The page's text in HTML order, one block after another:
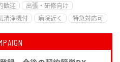
歓迎
出張・研修向け
清浄機付 病院近く 特急対応可